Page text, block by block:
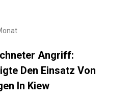
Angriff:
Den Einsatz Von
In Kiew